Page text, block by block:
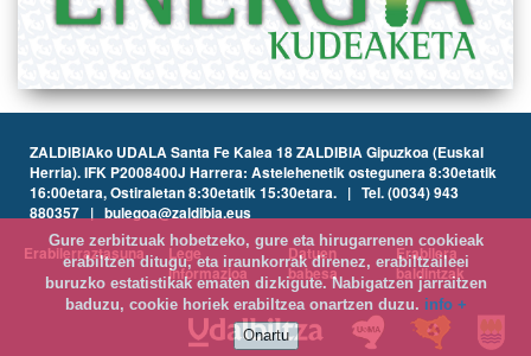
ZALDIBIAko UDALA Santa Fe Kalea 18 ZALDIBIA Gipuzkoa (Euskal
Herria). IFK P2008400J Harrera: Astelehenetik ostegunera 8:30etatik
16:00etara, Ostiraletan 8:30etatik 15:30etara. | Tel. (0034) 943
880357 | bulegoa@zaldibia.eus
Erabilerraztasuna
Lege
informazioa
Datuen
babesa
Erabilera
baldintzak
Gure zerbitzuak hobetzeko, gure eta hirugarrenen cookieak
erabiltzen ditugu, eta iraunkorrak direnez, erabiltzaileei
buruzko estatistikak ematen dizkigute. Nabigatzen jarraitzen
baduzu, cookie horiek erabiltzea onartzen duzu. info +